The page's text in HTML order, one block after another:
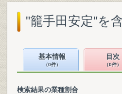
"籠手田安定"を
基本情報
（0件）
目次
（0件）
検索結果の業種割合